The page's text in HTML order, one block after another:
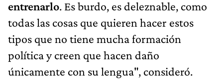
entrenarlo. Es burdo, es deleznable, como
todas las cosas que quieren hacer estos
tipos que no tiene mucha formación
política y creen que hacen daño
únicamente con su lengua", consideró.